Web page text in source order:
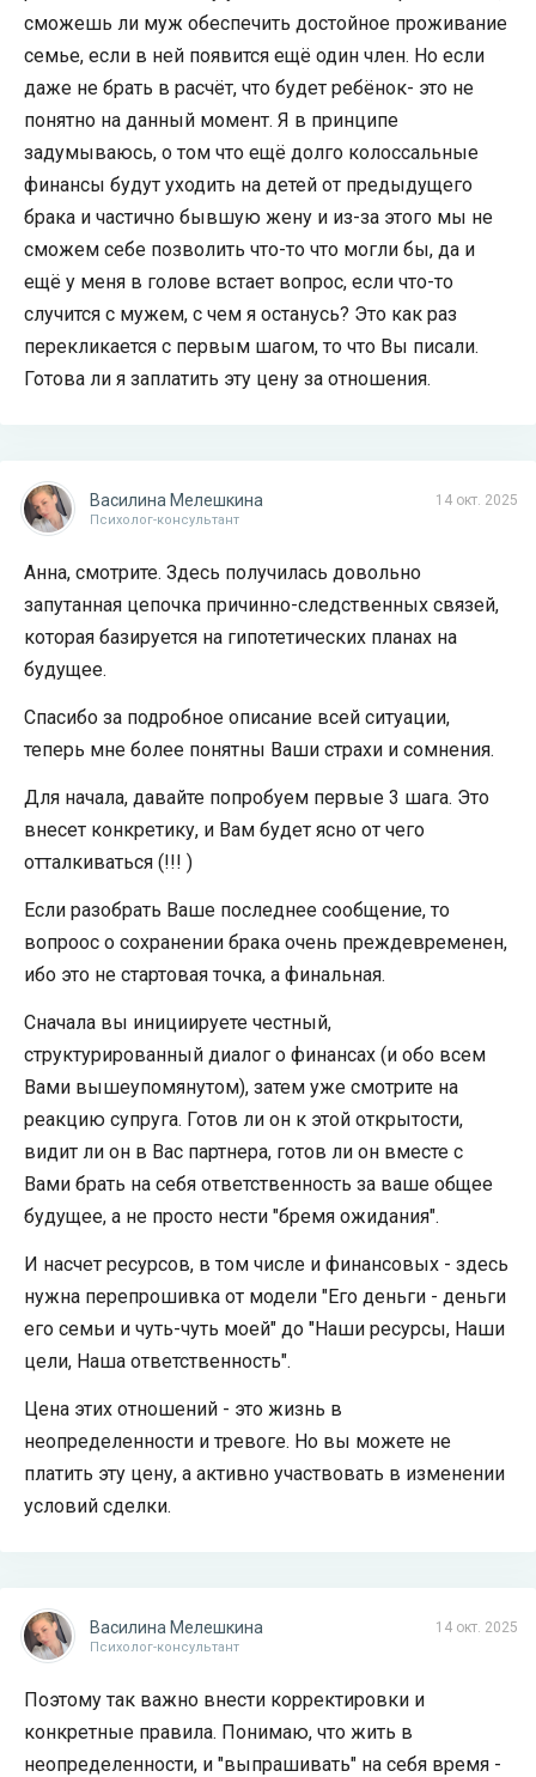
сможешь ли муж обеспечить достойное проживание
семье, если в ней появится ещё один член. Но если
даже не брать в расчёт, что будет ребёнок- это не
понятно на данный момент. Я в принципе
задумываюсь, о том что ещё долго колоссальные
финансы будут уходить на детей от предыдущего
брака и частично бывшую жену и из-за этого мы не
сможем себе позволить что-то что могли бы, да и
ещё у меня в голове встает вопрос, если что-то
случится с мужем, с чем я останусь? Это как раз
перекликается с первым шагом, то что Вы писали.
Готова ли я заплатить эту цену за отношения.
14 окт. 2025
Василина Мелешкина
Психолог-консультант
Анна, смотрите. Здесь получилась довольно
запутанная цепочка причинно-следственных связей,
которая базируется на гипотетических планах на
будущее.
Спасибо за подробное описание всей ситуации,
теперь мне более понятны Ваши страхи и сомнения.
Для начала, давайте попробуем первые 3 шага. Это
внесет конкретику, и Вам будет ясно от чего
отталкиваться (!!! )
Если разобрать Ваше последнее сообщение, то
вопроос о сохранении брака очень преждевременен,
ибо это не стартовая точка, а финальная.
Сначала вы инициируете честный,
структурированный диалог о финансах (и обо всем
Вами вышеупомянутом), затем уже смотрите на
реакцию супруга. Готов ли он к этой открытости,
видит ли он в Вас партнера, готов ли он вместе с
Вами брать на себя ответственность за ваше общее
будущее, а не просто нести "бремя ожидания".
И насчет ресурсов, в том числе и финансовых - здесь
нужна перепрошивка от модели "Его деньги - деньги
его семьи и чуть-чуть моей" до "Наши ресурсы, Наши
цели, Наша ответственность".
Цена этих отношений - это жизнь в
неопределенности и тревоге. Но вы можете не
платить эту цену, а активно участвовать в изменении
условий сделки.
14 окт. 2025
Василина Мелешкина
Психолог-консультант
Поэтому так важно внести корректировки и
конкретные правила. Понимаю, что жить в
неопределенности, и "выпрашивать" на себя время -